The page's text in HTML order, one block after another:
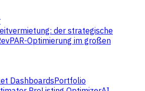
der strategische
Optimierung im großen
DashboardsPortfolio